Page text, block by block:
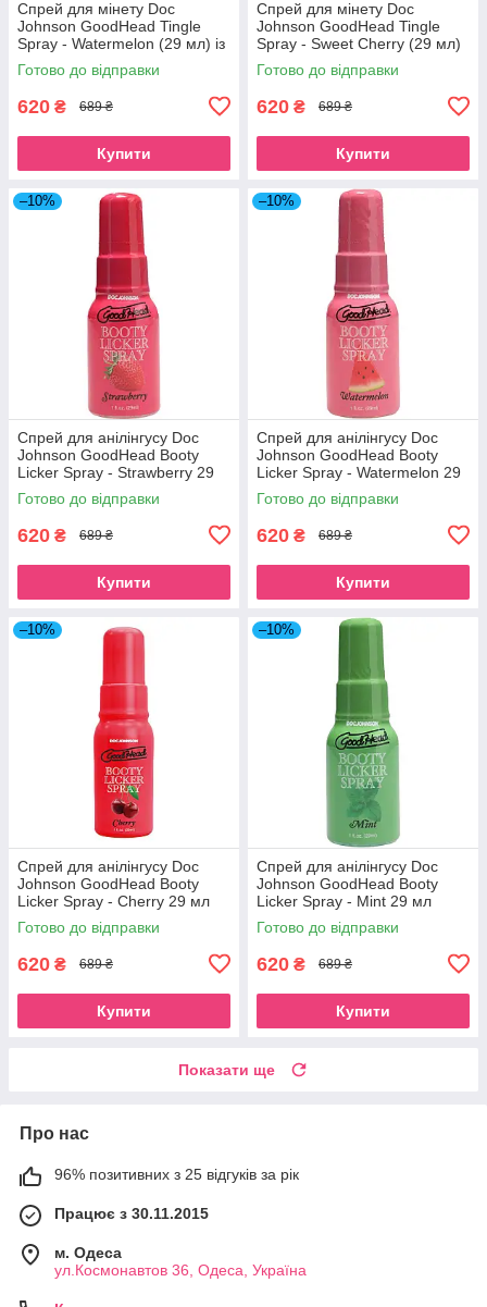
Спрей для мінету Doc
Johnson GoodHead Tingle
Spray - Watermelon (29 мл) із
стимулювальним ефектом
SO3493
Готово до відправки
620 ₴ 689 ₴
Купити
Спрей для мінету Doc
Johnson GoodHead Tingle
Spray - Sweet Cherry (29 мл)
із стимулювальним ефектом
SO3494
Готово до відправки
620 ₴ 689 ₴
Купити
–10%
Спрей для анілінгусу Doc
Johnson GoodHead Booty
Licker Spray - Strawberry 29
мл
Готово до відправки
620 ₴ 689 ₴
Купити
–10%
Спрей для анілінгусу Doc
Johnson GoodHead Booty
Licker Spray - Watermelon 29
мл
Готово до відправки
620 ₴ 689 ₴
Купити
–10%
Спрей для анілінгусу Doc
Johnson GoodHead Booty
Licker Spray - Cherry 29 мл
Готово до відправки
620 ₴ 689 ₴
Купити
–10%
Спрей для анілінгусу Doc
Johnson GoodHead Booty
Licker Spray - Mint 29 мл
Готово до відправки
620 ₴ 689 ₴
Купити
Показати ще
Про нас
96% позитивних з 25 відгуків за рік
Працює з 30.11.2015
м. Одеса
ул.Космонавтов 36, Одеса, Україна